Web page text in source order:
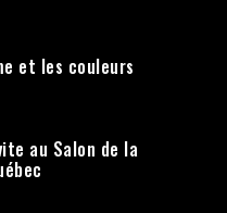
et les couleurs
au Salon de la